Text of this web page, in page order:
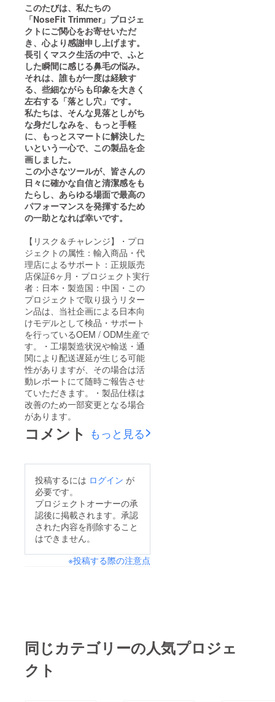
このたびは、私たちの
「NoseFit Trimmer」プロジェ
クトにご関心をお寄せいただ
き、心より感謝申し上げます。
長引くマスク生活の中で、ふと
した瞬間に感じる鼻毛の悩み。
それは、誰もが一度は経験す
る、些細ながらも印象を大きく
左右する「落とし穴」です。
私たちは、そんな見落としがち
な身だしなみを、もっと手軽
に、もっとスマートに解決した
いという一心で、この製品を企
画しました。
この小さなツールが、皆さんの
日々に確かな自信と清潔感をも
たらし、あらゆる場面で最高の
パフォーマンスを発揮するため
の一助となれば幸いです。
【リスク＆チャレンジ】・プロ
ジェクトの属性：輸入商品・代
理店によるサポート：正規販売
店保証6ヶ月・プロジェクト実行
者：日本・製造国：中国・この
プロジェクトで取り扱うリター
ン品は、当社企画による日本向
けモデルとして検品・サポート
を行っているOEM / ODM生産で
す。・工場製造状況や輸送・通
関により配送遅延が生じる可能
性がありますが、その場合は活
動レポートにて随時ご報告させ
ていただきます。・製品仕様は
改善のため一部変更となる場合
があります。
コメント もっと見る
投稿するには ログイン が
必要です。
プロジェクトオーナーの承
認後に掲載されます。承認
された内容を削除すること
はできません。
※投稿する際の注意点
同じカテゴリーの人気プロジェ
クト